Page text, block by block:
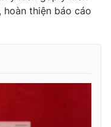
Nam
355 932
thiện báo cáo